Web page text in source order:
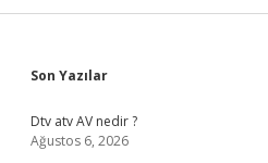
Sidebar
Son Yazılar
Dtv atv AV nedir ?
Ağustos 6, 2026